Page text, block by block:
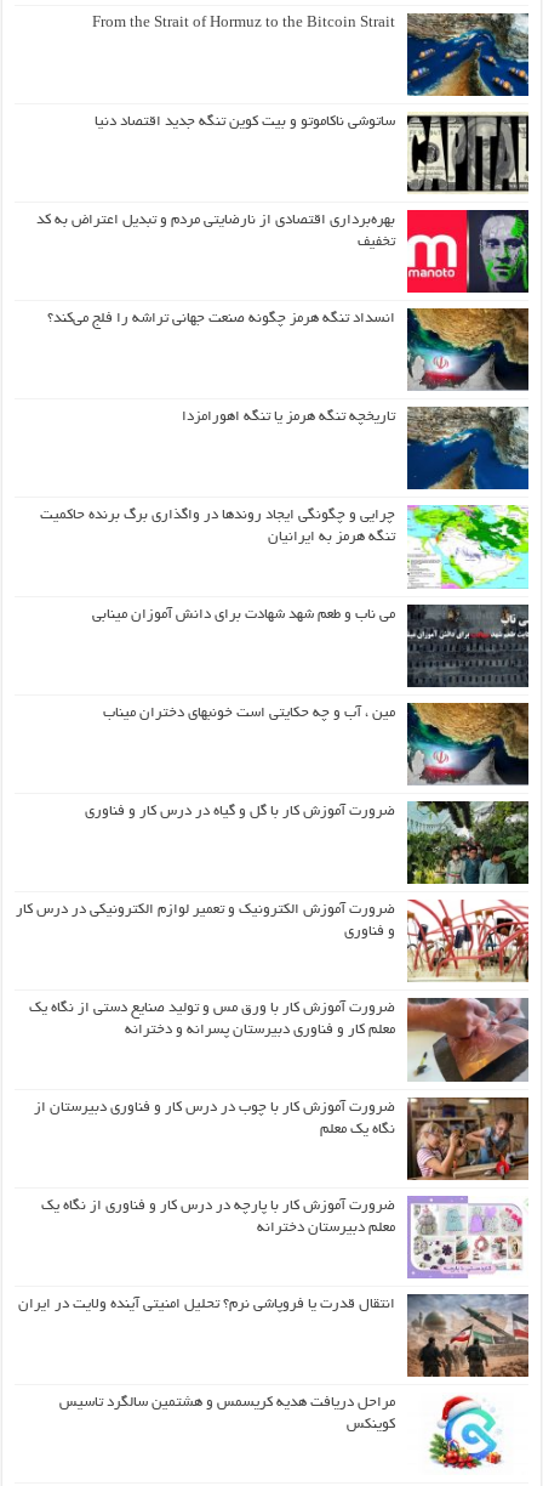
From the Strait of Hormuz to the Bitcoin Strait
ساتوشی ناکاموتو و بیت کوین تنگه جدید اقتصاد دنیا
بهره‌برداری اقتصادی از نارضایتی مردم و تبدیل اعتراض به کد
تخفیف
انسداد تنگه هرمز چگونه صنعت جهانی تراشه را فلج می‌کند؟
تاریخچه تنگه هرمز یا تنگه اهورامزدا
چرایی و چگونگی ایجاد روندها در واگذاری برگ برنده حاکمیت
تنگه هرمز به ایرانیان
می ناب و طعم شهد شهادت برای دانش آموزان مینابی
مین ، آب و چه حکایتی است خونبهای دختران میناب
ضرورت آموزش کار با گل و گیاه در درس کار و فناوری
ضرورت آموزش الکترونیک و تعمیر لوازم الکترونیکی در درس کار
و فناوری
ضرورت آموزش کار با ورق مس و تولید صنایع دستی از نگاه یک
معلم کار و فناوری دبیرستان پسرانه و دخترانه
ضرورت آموزش کار با چوب در درس کار و فناوری دبیرستان از
نگاه یک معلم
ضرورت آموزش کار با پارچه در درس کار و فناوری از نگاه یک
معلم دبیرستان دخترانه
انتقال قدرت یا فروپاشی نرم؟ تحلیل امنیتی آینده ولایت در ایران
مراحل دریافت هدیه کریسمس و هشتمین سالگرد تاسیس
کوینکس